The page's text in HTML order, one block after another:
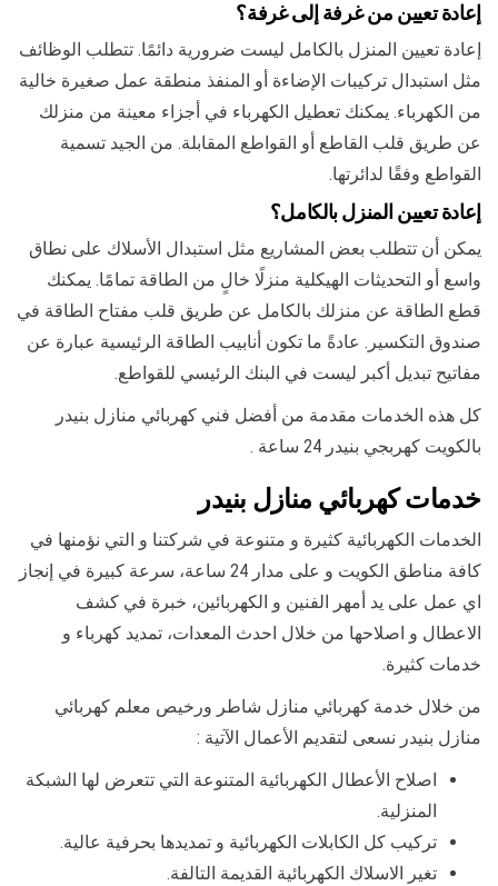
إعادة تعيين من غرفة إلى غرفة؟
إعادة تعيين المنزل بالكامل ليست ضرورية دائمًا. تتطلب الوظائف
مثل استبدال تركيبات الإضاءة أو المنفذ منطقة عمل صغيرة خالية
من الكهرباء. يمكنك تعطيل الكهرباء في أجزاء معينة من منزلك
عن طريق قلب القاطع أو القواطع المقابلة. من الجيد تسمية
القواطع وفقًا لدائرتها.
إعادة تعيين المنزل بالكامل؟
يمكن أن تتطلب بعض المشاريع مثل استبدال الأسلاك على نطاق
واسع أو التحديثات الهيكلية منزلًا خالٍ من الطاقة تمامًا. يمكنك
قطع الطاقة عن منزلك بالكامل عن طريق قلب مفتاح الطاقة في
صندوق التكسير. عادةً ما تكون أنابيب الطاقة الرئيسية عبارة عن
مفاتيح تبديل أكبر ليست في البنك الرئيسي للقواطع.
كل هذه الخدمات مقدمة من أفضل فني كهربائي منازل بنيدر
بالكويت كهربجي بنيدر 24 ساعة .
خدمات كهربائي منازل بنيدر
الخدمات الكهربائية كثيرة و متنوعة في شركتنا و التي نؤمنها في
كافة مناطق الكويت و على مدار 24 ساعة، سرعة كبيرة في إنجاز
اي عمل على يد أمهر الفنين و الكهربائين، خبرة في كشف
الاعطال و اصلاحها من خلال احدث المعدات، تمديد كهرباء و
خدمات كثيرة.
من خلال خدمة كهربائي منازل شاطر ورخيص معلم كهربائي
منازل بنيدر نسعى لتقديم الأعمال الآتية :
اصلاح الأعطال الكهربائية المتنوعة التي تتعرض لها الشبكة
المنزلية.
تركيب كل الكابلات الكهربائية و تمديدها بحرفية عالية.
تغير الاسلاك الكهربائية القديمة التالفة.